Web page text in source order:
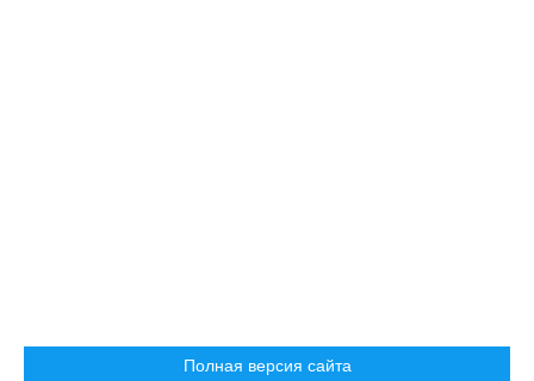
Полная версия сайта